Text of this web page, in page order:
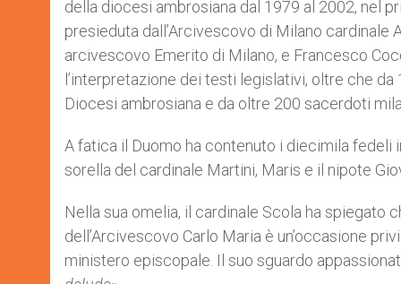
r
della diocesi ambrosiana dal 1979 al 2002, nel
presieduta dall’Arcivescovo di Milano cardinale
arcivescovo Emerito di Milano, e Francesco
l’interpretazione dei testi legislativi, oltre che
Diocesi ambrosiana e da oltre 200 sacerdoti
A fatica il Duomo ha contenuto i diecimila
sorella del cardinale Martini, Maris e il nipote
Nella sua omelia, il cardinale Scola ha spiegato
dell’Arcivescovo Carlo Maria è un’occasione
ministero episcopale. Il suo sguardo